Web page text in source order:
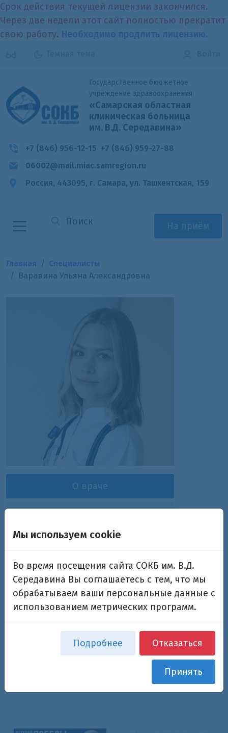
Срок действия текущей лицензии закончился.
Через две недели этот сайт полностью прекратит
свою работу.
Государственное бюджетное
учреждение здравоохранения
«Самарская областная
клиническая больница
им. В.Д. Середавина»
+7 (846) 956-12-15 +7 (846) 959-27-88
06002@mail.miac.samregion.ru
Россия, 443095, г. Самара, ул. Ташкентская, 159
На приём
Варавина Ульяна Александровна
О враче
Александровна
врач-эндокринолог
Дополнительная информация
Эндокринологическое
Мы используем cookie
Во время посещения сайта СОКБ им. В.Д.
Середавина Вы соглашаетесь с тем, что мы
обрабатываем ваши персональные данные с
использованием метрических программ.
Подробнее Отказаться
Принять